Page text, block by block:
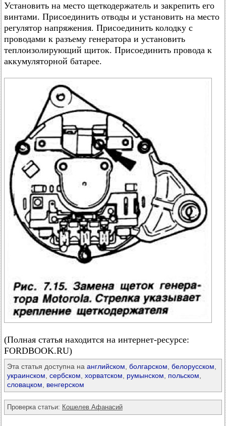
Установить на место щеткодержатель и закрепить его
винтами. Присоединить отводы и установить на место
регулятор напряжения. Присоединить колодку с
проводами к разъему генератора и установить
теплоизолирующий щиток. Присоединить провода к
аккумуляторной батарее.
(Полная статья находится на интернет-ресурсе:
FORDBOOK.RU)
Эта статья доступна на английском болгарском белорусском
украинском сербском хорватском румынском польском
словацком
венгерском
Проверка статьи: Кошелев Афанасий